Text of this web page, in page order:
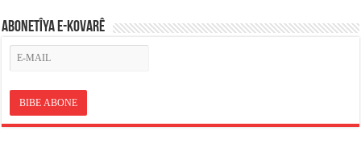
ABONETÎYA E-KOVARÊ